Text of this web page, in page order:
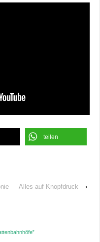
teilen
Alles auf Knopfdruck ›
”